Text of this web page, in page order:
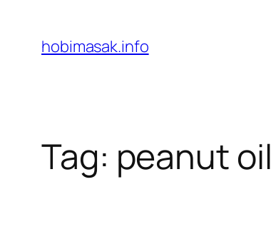
content
hobimasak.info
Tag: peanut oil